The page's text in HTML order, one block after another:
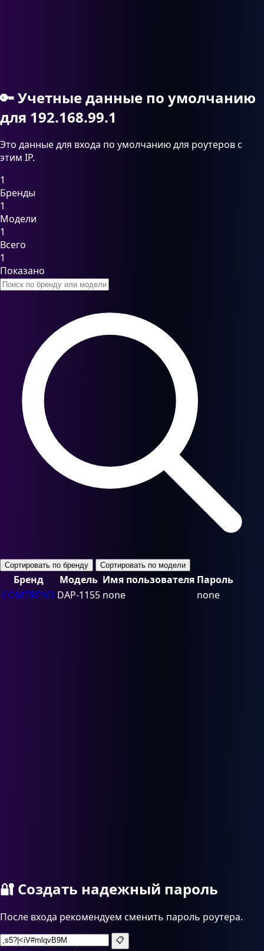
🔑Учетные данные по умолчанию
для 192.168.99.1
Это данные для входа по умолчанию для роутеров с
этим IP.
1
Бренды
1
Модели
1
Всего
1
Показано
Сортировать по бренду Сортировать по модели
Бренд Модель Имя пользователя Пароль
COMTREND DAP-1155 none none
🔐 Создать надежный пароль
После входа рекомендуем сменить пароль роутера.
📋